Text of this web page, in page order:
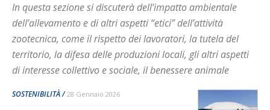
In questa sezione si discuterà dell’impatto ambientale
dell’allevamento e di altri aspetti “etici” dell’attività
zootecnica, come il rispetto dei lavoratori, la tutela del
territorio, la difesa delle produzioni locali, gli altri aspetti
di interesse collettivo e sociale, il benessere animale
SOSTENIBILITÀ 28 Gennaio 2026